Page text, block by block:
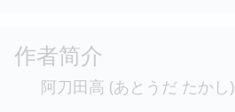
作者简介
阿刀田高 (あとうだ たかし)